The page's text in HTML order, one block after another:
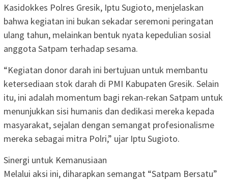
Kasidokkes Polres Gresik, Iptu Sugioto, menjelaskan
bahwa kegiatan ini bukan sekadar seremoni peringatan
ulang tahun, melainkan bentuk nyata kepedulian sosial
anggota Satpam terhadap sesama.
“Kegiatan donor darah ini bertujuan untuk membantu
ketersediaan stok darah di PMI Kabupaten Gresik. Selain
itu, ini adalah momentum bagi rekan-rekan Satpam untuk
menunjukkan sisi humanis dan dedikasi mereka kepada
masyarakat, sejalan dengan semangat profesionalisme
mereka sebagai mitra Polri,” ujar Iptu Sugioto.
Sinergi untuk Kemanusiaan
Melalui aksi ini, diharapkan semangat “Satpam Bersatu”